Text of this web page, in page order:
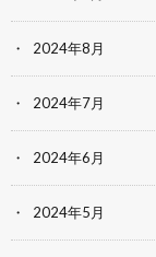
2024年8月
2024年7月
2024年6月
2024年5月